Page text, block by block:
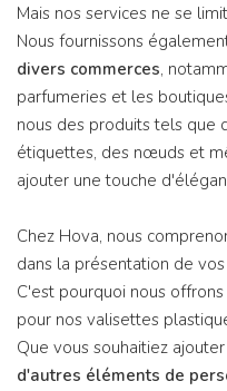
Mais nos services ne se
Nous fournissons
divers commerces,
parfumeries et les
nous des produits tels que
étiquettes, des nœuds et
ajouter une touche
Chez Hova, nous
dans la présentation de
C'est pourquoi nous
pour nos valisettes
Que vous souhaitiez ajouter
d'autres éléments de